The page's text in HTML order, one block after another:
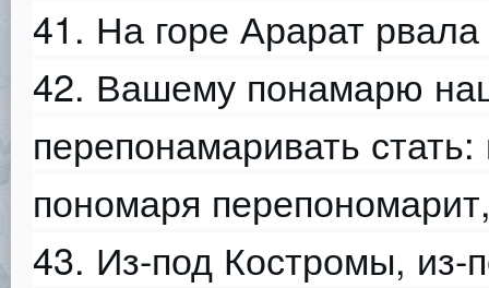
41. На горе Арарат
42. Вашему понамарю
перепонамаривать
пономаря
43. Из-под Костромы,